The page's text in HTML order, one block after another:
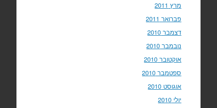
מרץ 2011
פברואר 2011
דצמבר 2010
נובמבר 2010
אוקטובר 2010
ספטמבר 2010
אוגוסט 2010
יולי 2010